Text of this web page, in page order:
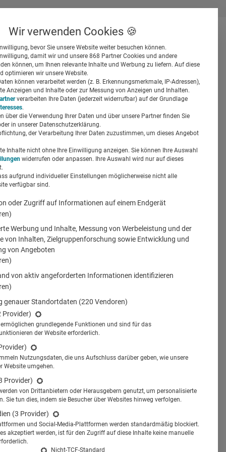
Suchen
Wir verwenden Cookies 🍪
bevor Sie unsere Website weiter besuchen können.
damit wir und unsere 868 Partner Cookies und andere
können, um Ihnen relevante Inhalte und Werbung zu liefern. Auf diese
optimieren wir unsere Website.
können verarbeitet werden (z. B. Erkennungsmerkmale, IP-Adressen),
Anzeigen und Inhalte oder zur Messung von Anzeigen und Inhalten.
verarbeiten Ihre Daten (jederzeit widerrufbar) auf der Grundlage
.
über die Verwendung Ihrer Daten und über unsere Partner finden Sie
in unserer Datenschutzerklärung.
der Verarbeitung Ihrer Daten zuzustimmen, um dieses Angebot
Inhalte nicht ohne Ihre Einwilligung anzeigen. Sie können Ihre Auswahl
widerrufen oder anpassen. Ihre Auswahl wird nur auf dieses
aufgrund individueller Einstellungen möglicherweise nicht alle
verfügbar sind.
oder Zugriff auf Informationen auf einem Endgerät
Werbung und Inhalte, Messung von Werbeleistung und der
von Inhalten, Zielgruppenforschung sowie Entwicklung und
von Angeboten
von aktiv angeforderten Informationen identifizieren
genauer Standortdaten (220 Vendoren)
Provider)
ermöglichen grundlegende Funktionen und sind für das
der Website erforderlich.
Nutzungsdaten, die uns Aufschluss darüber geben, wie unsere
Website umgehen.
Provider)
von Drittanbietern oder Herausgebern genutzt, um personalisierte
Sie tun dies, indem sie Besucher über Websites hinweg verfolgen.
(3 Provider)
und Social-Media-Plattformen werden standardmäßig blockiert.
akzeptiert werden, ist für den Zugriff auf diese Inhalte keine manuelle
Nicht-TCF-Standard